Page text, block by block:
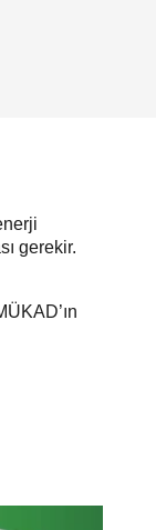
gerekir.